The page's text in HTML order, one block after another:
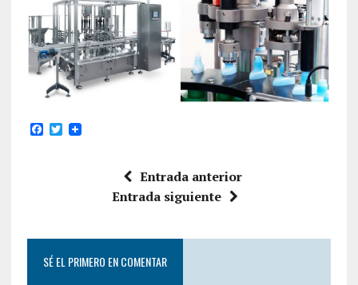
F T
Entrada anterior
Entrada siguiente
SÉ EL PRIMERO EN COMENTAR